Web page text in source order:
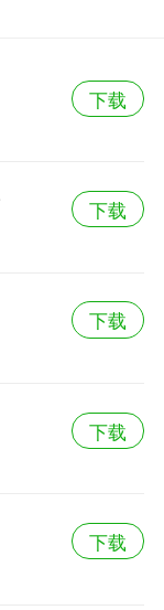
下载
下载
下载
下载
下载